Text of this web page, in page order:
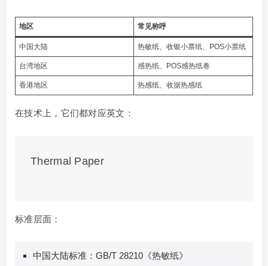
地区 常见称呼
中国大陆 热敏纸、收银小票纸、POS小票纸
台湾地区 感热纸、POS感热纸卷
香港地区 热感纸、收据热感纸
在技术上，它们都对应英文：
Thermal Paper
标准层面：
中国大陆标准：GB/T 28210《热敏纸》